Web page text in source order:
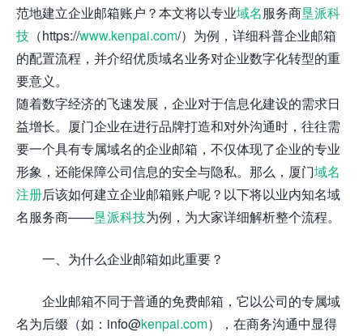
范地建立企业邮箱账户？本文将以专业域名服务商垦派科
技 （https://www.kenpai.com/）为例，详细科普企业邮箱
的配置流程，并介绍优质域名业务对企业数字化转型的重
要意义。
随着数字经济的飞速发展，企业对于信息化建设的需求日
益增长。厦门企业在进行品牌打造和对外沟通时，往往需
要一个具有专属域名的企业邮箱，不仅体现了企业的专业
形象，还能保障公司信息的安全与隐私。那么，厦门域名
注册后该如何建立企业邮箱账户呢？以下将以业内知名域
名服务商——垦派科技为例，为大家详细解析整个流程。
一、为什么企业邮箱如此重要？
企业邮箱不同于普通的免费邮箱，它以公司的专属域
名为后缀（如：info@kenpai.com），在商务沟通中显得